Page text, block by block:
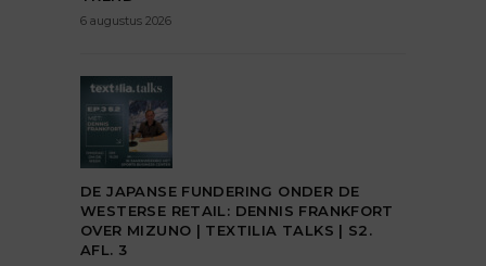
6 augustus 2026
DE JAPANSE FUNDERING ONDER DE
WESTERSE RETAIL: DENNIS FRANKFORT
OVER MIZUNO | TEXTILIA TALKS | S2.
AFL. 3